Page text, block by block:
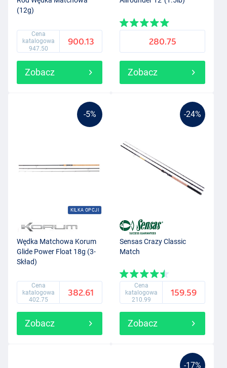
(12g)
Cena
katalogowa
947.50
900.13
Zobacz
280.75
Zobacz
-5%
KILKA OPCJI
Wędka Matchowa Korum
Glide Power Float 18g (3-
Skład)
Cena
katalogowa
402.75
382.61
Zobacz
-24%
Sensas Crazy Classic
Match
Cena
katalogowa
210.99
159.59
Zobacz
-17%